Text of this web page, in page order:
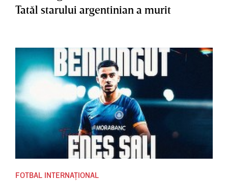
Tatăl starului argentinian a murit
FOTBAL INTERNAȚIONAL